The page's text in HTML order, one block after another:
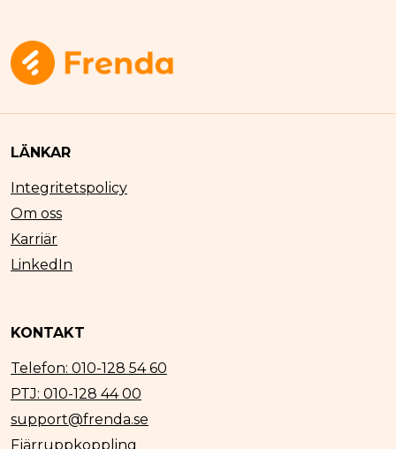
LÄNKAR
Integritetspolicy
Om oss
Karriär
LinkedIn
KONTAKT
Telefon: 010-128 54 60
PTJ: 010-128 44 00
support@frenda.se
Fjärruppkoppling